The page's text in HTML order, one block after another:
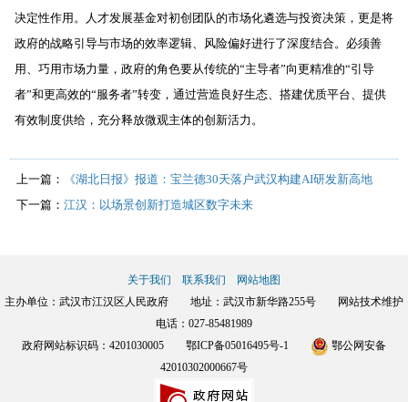
决定性作用。人才发展基金对初创团队的市场化遴选与投资决策，更是将
政府的战略引导与市场的效率逻辑、风险偏好进行了深度结合。必须善
用、巧用市场力量，政府的角色要从传统的“主导者”向更精准的“引导
者”和更高效的“服务者”转变，通过营造良好生态、搭建优质平台、提供
有效制度供给，充分释放微观主体的创新活力。
上一篇：
《湖北日报》报道：宝兰德30天落户武汉构建AI研发新高地
下一篇： 江汉：以场景创新打造城区数字未来
关于我们 联系我们
网站地图
主办单位：武汉市江汉区人民政府 地址：武汉市新华路255号 网站技术维护
电话：027-85481989
政府网站标识码：4201030005 鄂ICP备05016495号-1
鄂公网安备
42010302000667号